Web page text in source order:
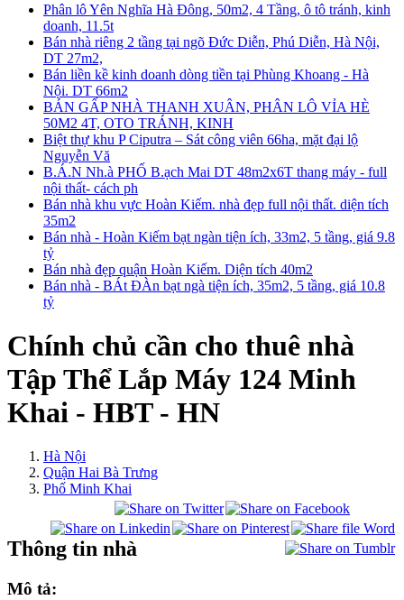
Phân lô Yên Nghĩa Hà Đông, 50m2, 4 Tầng, ô tô tránh, kinh
doanh, 11.5t
Bán nhà riêng 2 tầng tại ngõ Đức Diễn, Phú Diễn, Hà Nội,
DT 27m2,
Bán liền kề kinh doanh dòng tiền tại Phùng Khoang - Hà
Nội. DT 66m2
BÁN GẤP NHÀ THANH XUÂN, PHÂN LÔ VỈA HÈ
50M2 4T, OTO TRÁNH, KINH
Biệt thự khu P Ciputra – Sát công viên 66ha, mặt đại lộ
Nguyễn Vă
B.Á.N Nh.à PHỐ B.ạch Mai DT 48m2x6T thang máy - full
nội thất- cách ph
Bán nhà khu vực Hoàn Kiếm. nhà đẹp full nội thất. diện tích
35m2
Bán nhà - Hoàn Kiếm bạt ngàn tiện ích, 33m2, 5 tầng, giá 9.8
tỷ
Bán nhà đẹp quận Hoàn Kiếm. Diện tích 40m2
Bán nhà - BÁt ĐÀn bạt ngà tiện ích, 35m2, 5 tầng, giá 10.8
tỷ
Chính chủ cần cho thuê nhà
Tập Thể Lắp Máy 124 Minh
Khai - HBT - HN
Hà Nội
Quận Hai Bà Trưng
Phố Minh Khai
Thông tin nhà
Mô tả: